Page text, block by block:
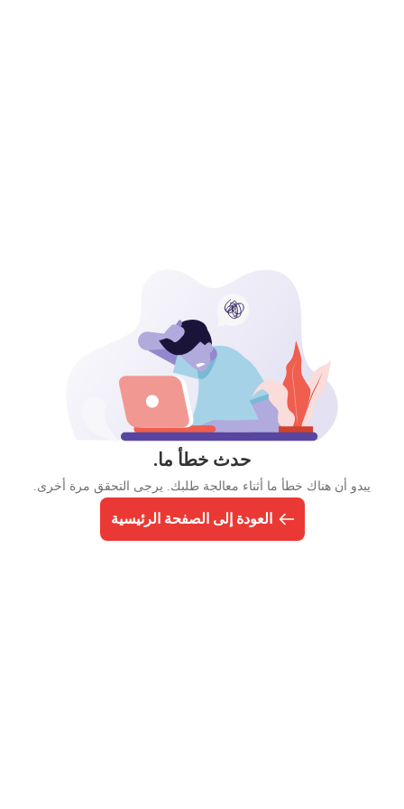
حدث خطأ ما.
يبدو أن هناك خطأ ما أثناء معالجة طلبك. يرجى التحقق مرة أخرى.
العودة إلى الصفحة الرئيسية